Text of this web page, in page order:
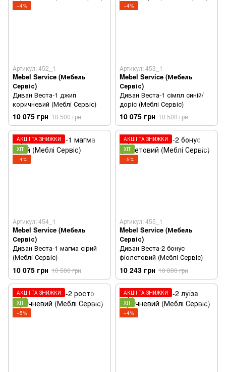
−4%
Артикул: 452_1
Mebel Service (Мебель
Сервіс)
Диван Веста-1 джип
коричневий (Меблі Сервіс)
10 075 грн 10 500 грн
−4%
Артикул: 453_1
Mebel Service (Мебель
Сервіс)
Диван Веста-1 сімпл синій/
доріс (Меблі Сервіс)
10 075 грн 10 500 грн
АКЦІЇ ТА ЗНИЖКИ
ХІТ
−4%
Артикул: 454_1
Mebel Service (Мебель
Сервіс)
Диван Веста-1 магма сірий
(Меблі Сервіс)
10 075 грн 10 500 грн
АКЦІЇ ТА ЗНИЖКИ
ХІТ
−5%
Артикул: 455_1
Mebel Service (Мебель
Сервіс)
Диван Веста-2 бонус
фіолетовий (Меблі Сервіс)
10 243 грн 10 800 грн
АКЦІЇ ТА ЗНИЖКИ
ХІТ
−5%
АКЦІЇ ТА ЗНИЖКИ
ХІТ
−4%